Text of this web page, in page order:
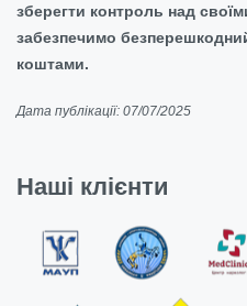
зберегти контроль над
забезпечимо
коштами.
Дата публікації: 07/07/2025
Наші клієнти